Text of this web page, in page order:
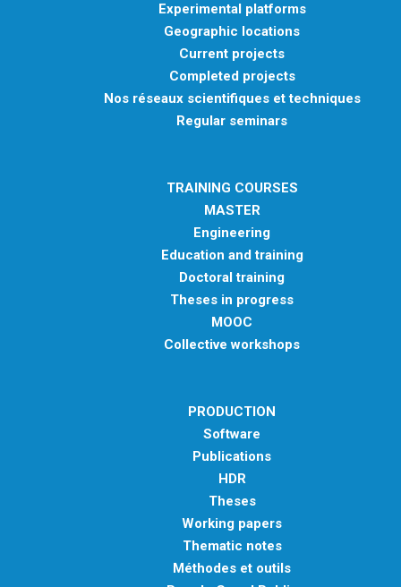
Experimental platforms
Geographic locations
Current projects
Completed projects
Nos réseaux scientifiques et techniques
Regular seminars
TRAINING COURSES
MASTER
Engineering
Education and training
Doctoral training
Theses in progress
MOOC
Collective workshops
PRODUCTION
Software
Publications
HDR
Theses
Working papers
Thematic notes
Méthodes et outils